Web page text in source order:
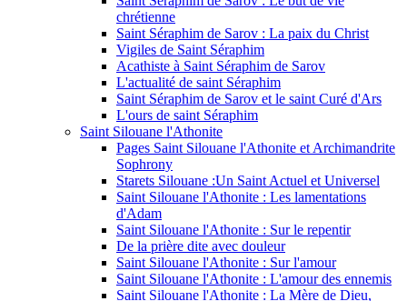
chrétienne
Saint Séraphim de Sarov : La paix du Christ
Vigiles de Saint Séraphim
Acathiste à Saint Séraphim de Sarov
L'actualité de saint Séraphim
Saint Séraphim de Sarov et le saint Curé d'Ars
L'ours de saint Séraphim
Saint Silouane l'Athonite
Pages Saint Silouane l'Athonite et Archimandrite
Sophrony
Starets Silouane :Un Saint Actuel et Universel
Saint Silouane l'Athonite : Les lamentations
d'Adam
Saint Silouane l'Athonite : Sur le repentir
De la prière dite avec douleur
Saint Silouane l'Athonite : Sur l'amour
Saint Silouane l'Athonite : L'amour des ennemis
Saint Silouane l'Athonite : La Mère de Dieu,